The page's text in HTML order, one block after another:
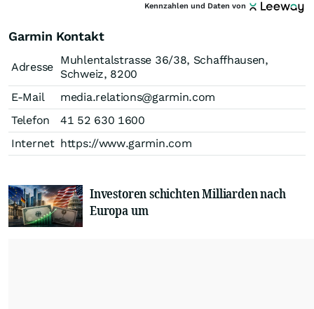
Kennzahlen und Daten von
Garmin Kontakt
Adresse
Muhlentalstrasse 36/38, Schaffhausen,
Schweiz, 8200
E-Mail
media.relations@garmin.com
Telefon
41 52 630 1600
Internet https://www.garmin.com
Investoren schichten Milliarden nach
Europa um